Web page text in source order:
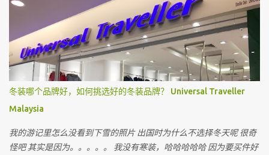
冬装哪个品牌好，如何挑选好的冬装品牌？ Universal Traveller
Malaysia
我的游记里怎么没看到下雪的照片 出国时为什么不选择冬天呢 很奇
怪吧 其实是因为。。。。。 我没有寒装，哈哈哈哈哈 因为要买件好